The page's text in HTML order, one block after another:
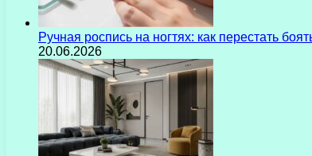
Ручная роспись на ногтях: как перестать
20.06.2026